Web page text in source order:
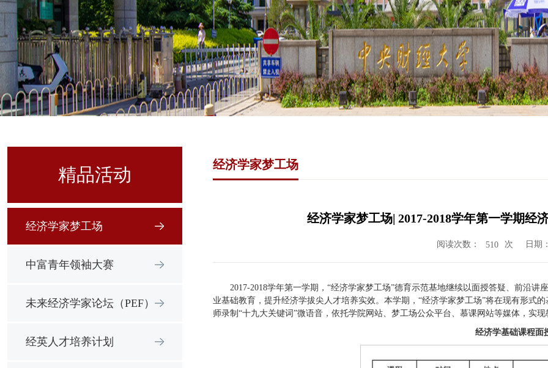
精品活动
经济学家梦工场
中富青年领袖大赛
未来经济学家论坛（PEF）
经英人才培养计划
经济学家梦工场
经济学家梦工场| 2017-2018学年第一学期经
阅读次数： 510 次 日期
2017-2018学年第一学期，“经济学家梦工场”德育示范基地继续以面授答疑、前沿
业基础教育，提升经济学拔尖人才培养实效。本学期，“经济学家梦工场”将在现有形式
师录制“十九大关键词”微语音，依托学院网站、梦工场公众平台、慕课网站等媒体，实
经济学基础课程面